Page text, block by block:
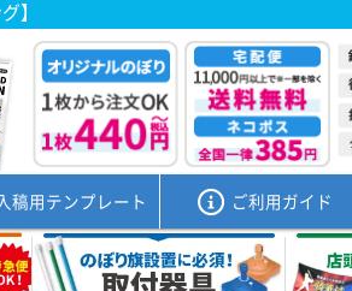
】
入稿用テンプレート ご利用ガイド